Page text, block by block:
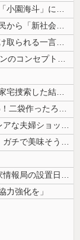
【🧟】「ゾンビたばこ売人」と肩組みショット「小園海斗」に注がれる“厳...
【悲報】ラッパーさん、札束披露するもネット民から「新社会人の初ボーナス...
【速報】ダウンタウン浜田さん、差別発言と受け取られる一言で炎上ｗｗｗｗ...
Anduril社が自律型ティルトローター攻撃ドローンのコンセプトで衝撃...
【衝撃】 大阪府警、ミナミの“ベトナムビル”を家宅捜索した結果・・・・...
【悲報】 ワイ「ラーメン一袋だけじゃ足らんわ！二袋作ったろ！」→結果ｗ...
【最新画像】 GLAY・TERU＆パフィー亜美、レアな夫婦ショットを公...
【極旨牛鉄板】 吉野家のステーキ定食1500円、ガチで美味そうｗｗｗ
（ ´_ゝ`）中国「高市政権が法制化を進めた国家情報局の設置日が7月3...
強化を」